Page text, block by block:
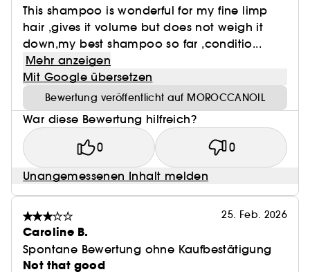
This shampoo is wonderful for my fine limp
hair ,gives it volume but does not weigh it
down,my best shampoo so far ,conditio...
Mehr anzeigen
Mit Google übersetzen
Bewertung veröffentlicht auf MOROCCANOIL
War diese Bewertung hilfreich?
0 0
Unangemessenen Inhalt melden
25. Feb. 2026
Caroline B.
Spontane Bewertung ohne Kaufbestätigung
Not that good